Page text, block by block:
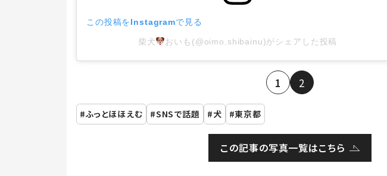
この投稿をInstagramで見る
柴犬 おいも(@oimo.shibainu)がシェアした投稿
1 2
ふっとほほえむ SNSで話題 犬 東京都
この記事の写真一覧はこちら